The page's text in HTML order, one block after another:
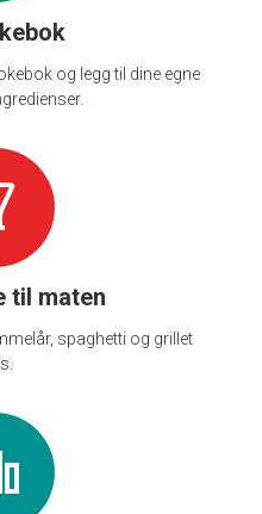
og legg til dine egne
til maten
spaghetti og grillet